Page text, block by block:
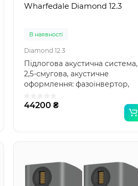
Wharfedale Diamond 12.3
В наявності
Diamond 12.3
Підлогова акустична система,
2,5-смугова, акустичне
оформлення: фазоінвертор,
44200 ₴